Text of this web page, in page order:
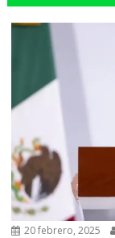
20 febrero, 2025